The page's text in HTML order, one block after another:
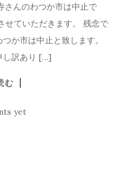
さんのわつか市は中止で
せていただきます。 残念で
か市は中止と致します。
し訳あり […]
む
yet